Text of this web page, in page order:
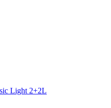
Light 2+2L